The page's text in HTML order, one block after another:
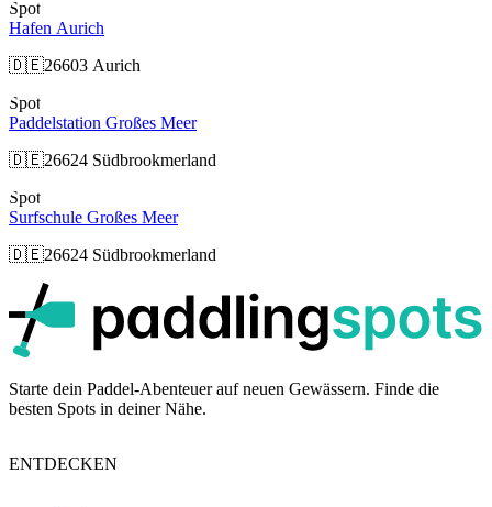
Spot
Hafen Aurich
🇩🇪26603 Aurich
Spot
Paddelstation Großes Meer
🇩🇪26624 Südbrookmerland
Spot
Surfschule Großes Meer
🇩🇪26624 Südbrookmerland
Starte dein Paddel-Abenteuer auf neuen Gewässern. Finde die
besten Spots in deiner Nähe.
ENTDECKEN